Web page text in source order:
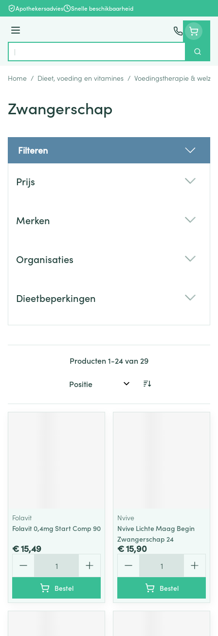
Ga naar de inhoud
Apothekersadvies Snelle beschikbaarheid
Menu
Product, merk, categorie...
Zoek
Home / Dieet, voeding en vitamines / Voedingstherapie & welzijn
Zwangerschap
Filteren
Prijs
Merken
Organisaties
Dieetbeperkingen
Producten1-24van 29
Sorteer op:
Folavit
Folavit 0,4mg Start Comp 90
€ 15,49
Bestel
Nvive
Nvive Lichte Maag Begin
Zwangerschap 24
€ 15,90
Bestel